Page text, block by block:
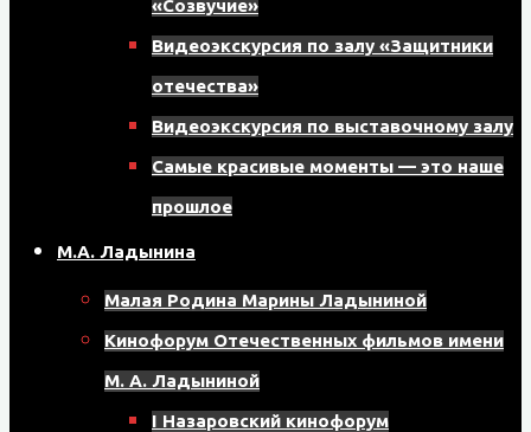
«Созвучие»
Видеоэкскурсия по залу «Защитники
отечества»
Видеоэкскурсия по выставочному залу
Самые красивые моменты — это наше
прошлое
М.А. Ладынина
Малая Родина Марины Ладыниной
Кинофорум Отечественных фильмов имени
М. А. Ладыниной
I Назаровский кинофорум